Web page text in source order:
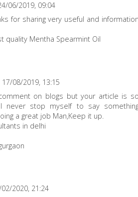
06/2019, 09:04
for sharing very useful and
quality Mentha Spearmint Oil
17/08/2019, 13:15
on blogs but your article is
I never stop myself to say
a great job Man,Keep it up.
in delhi
2020, 21:24